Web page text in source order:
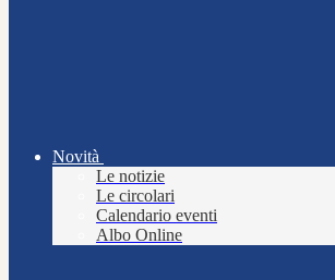
Novità
Le notizie
Le circolari
Calendario eventi
Albo Online